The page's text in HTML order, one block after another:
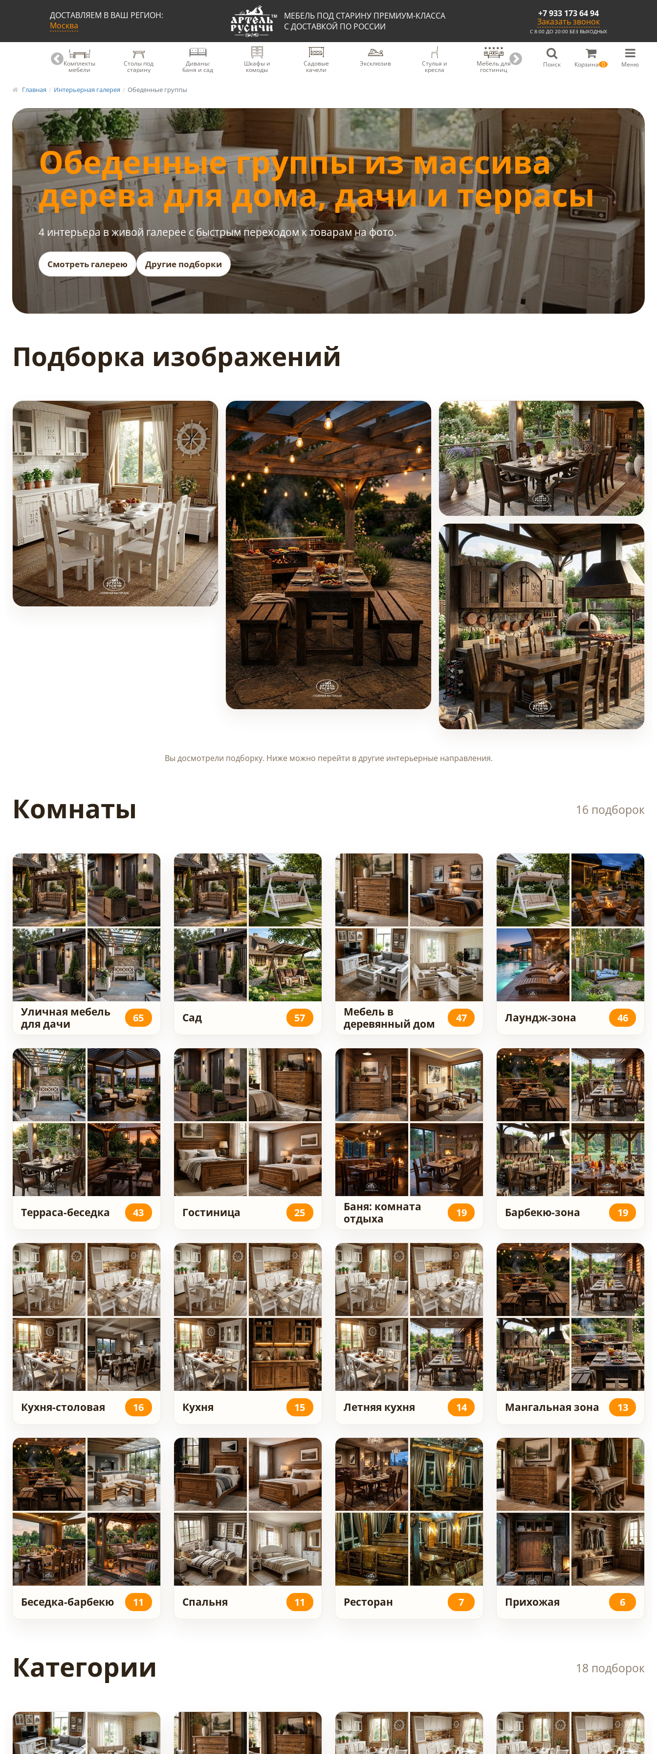
ДОСТАВЛЯЕМ В ВАШ РЕГИОН:
Москва
МЕБЕЛЬ ПОД СТАРИНУ ПРЕМИУМ-КЛАССА
С ДОСТАВКОЙ ПО РОССИИ
+7 933 173 64 94
Заказать звонок
С 8:00 ДО 20:00 БЕЗ ВЫХОДНЫХ
Комплекты
мебели
Столы под
старину
Диваны:
баня и сад
Шкафы и
комоды
Садовые
качели
Эксклюзив Стулья и
кресла
Мебель для
гостиниц
Мебель для Скамьи из
массива
Поиск Корзина 0 Меню
Главная Интерьерная галерея Обеденные группы
Обеденные группы из массива
дерева для дома, дачи и террасы
4 интерьера в живой галерее с быстрым переходом к товарам на фото.
Смотреть галерею Другие подборки
Подборка изображений
Обеденная группа из
массива дерева в
купеческом стиле
Товары (1)
массива для зоны
Вы досмотрели подборку. Ниже можно перейти в другие интерьерные направления.
Комнаты 16 подборок
Уличная мебель
для дачи
65 Сад 57
Мебель в
деревянный дом
47 Лаундж-зона 46
Терраса-беседка 43 Гостиница 25
Баня: комната
отдыха
19 Барбекю-зона 19
Кухня-столовая 16 Кухня 15 Летняя кухня 14 Мангальная зона 13
Беседка-барбекю 11 Спальня 11 Ресторан 7 Прихожая 6
Категории 18 подборок